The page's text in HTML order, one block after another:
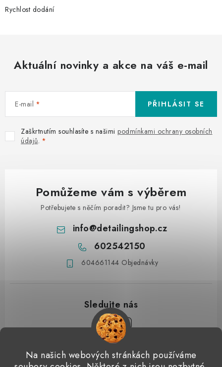
Na našich webových stránkách používáme
Rychlost dodání
Aktuální novinky a akce na váš e-mail
E-mail
Zaškrtnutím souhlasíte s našimi podmínkami ochrany osobních
údajů.
PŘIHLÁSIT SE
Pomůžeme vám s výběrem
Potřebujete s něčím poradit? Jsme tu pro vás!
info@detailingshop.cz
602542150
604661144 Objednávky